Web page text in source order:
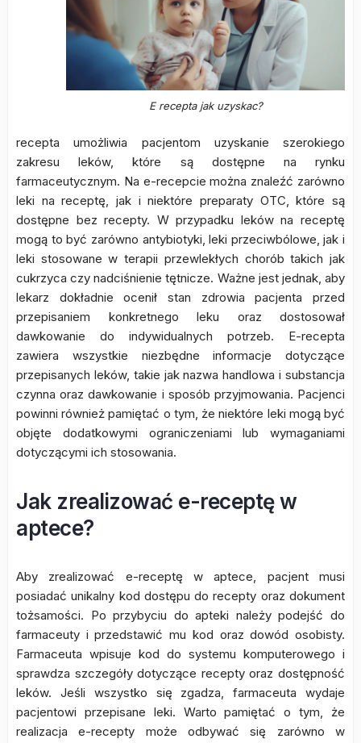
E recepta jak uzyskac?
recepta umożliwia pacjentom uzyskanie szerokiego
zakresu leków, które są dostępne na rynku
farmaceutycznym. Na e-recepcie można znaleźć zarówno
leki na receptę, jak i niektóre preparaty OTC, które są
dostępne bez recepty. W przypadku leków na receptę
mogą to być zarówno antybiotyki, leki przeciwbólowe, jak i
leki stosowane w terapii przewlekłych chorób takich jak
cukrzyca czy nadciśnienie tętnicze. Ważne jest jednak, aby
lekarz dokładnie ocenił stan zdrowia pacjenta przed
przepisaniem konkretnego leku oraz dostosował
dawkowanie do indywidualnych potrzeb. E-recepta
zawiera wszystkie niezbędne informacje dotyczące
przepisanych leków, takie jak nazwa handlowa i substancja
czynna oraz dawkowanie i sposób przyjmowania. Pacjenci
powinni również pamiętać o tym, że niektóre leki mogą być
objęte dodatkowymi ograniczeniami lub wymaganiami
dotyczącymi ich stosowania.
Jak zrealizować e-receptę w
aptece?
Aby zrealizować e-receptę w aptece, pacjent musi
posiadać unikalny kod dostępu do recepty oraz dokument
tożsamości. Po przybyciu do apteki należy podejść do
farmaceuty i przedstawić mu kod oraz dowód osobisty.
Farmaceuta wpisuje kod do systemu komputerowego i
sprawdza szczegóły dotyczące recepty oraz dostępność
leków. Jeśli wszystko się zgadza, farmaceuta wydaje
pacjentowi przepisane leki. Warto pamiętać o tym, że
realizacja e-recepty może odbywać się zarówno w